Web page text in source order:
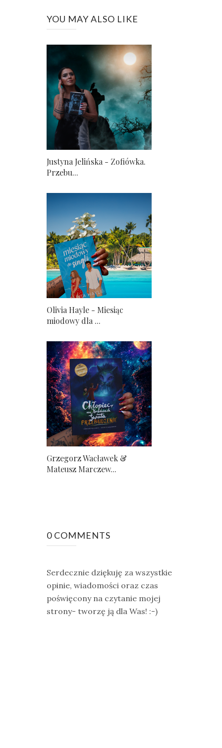
YOU MAY ALSO LIKE
Justyna Jelińska - Zofiówka.
Przebu...
Olivia Hayle - Miesiąc
miodowy dla ...
Grzegorz Wacławek &
Mateusz Marczew...
0 COMMENTS
Serdecznie dziękuję za wszystkie
opinie, wiadomości oraz czas
poświęcony na czytanie mojej
strony- tworzę ją dla Was! :-)